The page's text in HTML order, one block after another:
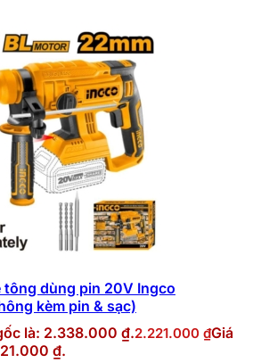
tông dùng pin 20V Ingco
kèm pin & sạc)
là: 2.338.000 ₫.2.221.000 ₫Giá
₫.